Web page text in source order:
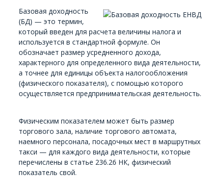
Базовая доходность
(БД) — это термин,
который введен для расчета величины налога и
используется в стандартной формуле. Он
обозначает размер усредненного дохода,
характерного для определенного вида деятельности,
а точнее для единицы объекта налогообложения
(физического показателя), с помощью которого
осуществляется предпринимательская деятельность.
Физическим показателем может быть размер
торгового зала, наличие торгового автомата,
наемного персонала, посадочных мест в маршрутных
такси — для каждого вида деятельности, которые
перечислены в статье 236.26 НК, физический
показатель свой.